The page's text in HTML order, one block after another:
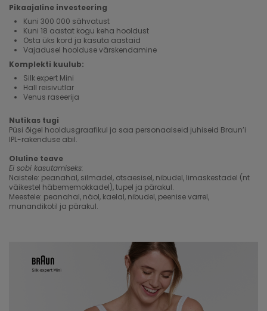
Pikaajaline investeering
Kuni 300 000 sähvatust
Kuni 18 aastat kogu keha hooldust
Osta üks kord ja kasuta aastaid
Vajadusel hoolduse värskendamine
Komplekti kuulub:
Silk·expert Mini
Hall reisivutlar
Venus raseerija
Nutikas tugi
Püsi õigel hooldusgraafikul ja saa personaalseid juhiseid Braun’i
IPL-rakenduse abil.
Oluline teave
Ei sobi kasutamiseks:
Naistele: peanahal, silmadel, otsaesisel, nibudel, limaskestadel (nt
väikestel häbememokkadel), tupel ja pärakul.
Meestele: peanahal, näol, kaelal, nibudel, peenise varrel,
munandikotil ja pärakul.